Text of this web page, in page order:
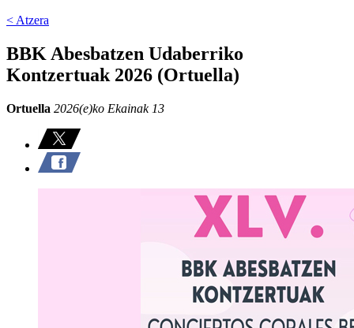
< Atzera
BBK Abesbatzen Udaberriko
Kontzertuak 2026 (Ortuella)
Ortuella 2026(e)ko Ekainak 13